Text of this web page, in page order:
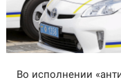
Во исполнении